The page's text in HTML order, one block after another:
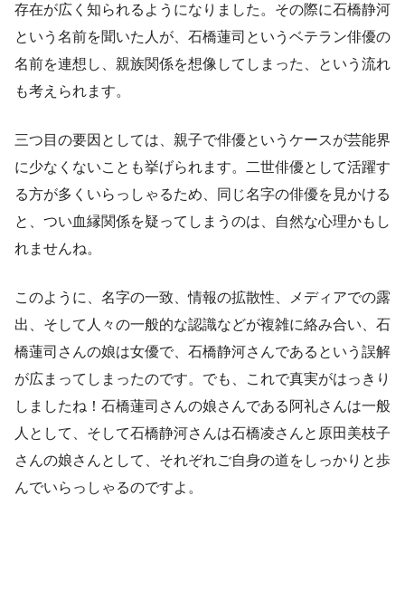
存在が広く知られるようになりました。その際に石橋静河
という名前を聞いた人が、石橋蓮司というベテラン俳優の
名前を連想し、親族関係を想像してしまった、という流れ
も考えられます。
三つ目の要因としては、親子で俳優というケースが芸能界
に少なくないことも挙げられます。二世俳優として活躍す
る方が多くいらっしゃるため、同じ名字の俳優を見かける
と、つい血縁関係を疑ってしまうのは、自然な心理かもし
れませんね。
このように、名字の一致、情報の拡散性、メディアでの露
出、そして人々の一般的な認識などが複雑に絡み合い、石
橋蓮司さんの娘は女優で、石橋静河さんであるという誤解
が広まってしまったのです。でも、これで真実がはっきり
しましたね！石橋蓮司さんの娘さんである阿礼さんは一般
人として、そして石橋静河さんは石橋凌さんと原田美枝子
さんの娘さんとして、それぞれご自身の道をしっかりと歩
んでいらっしゃるのですよ。